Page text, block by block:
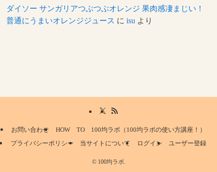
ダイソー サンガリアつぶつぶオレンジ 果肉感凄まじい！
普通にうまいオレンジジュース にisu より
お問い合わせ
HOW TO 100均ラボ（100均ラボの使い方講座！）
プライバシーポリシー
当サイトについて ログイン ユーザー登録
©100均ラボ.